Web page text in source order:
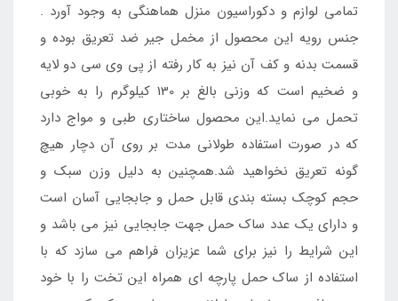
تمامی لوازم و دکوراسیون منزل هماهنگی به وجود آورد .
جنس رویه این محصول از مخمل جیر ضد تعریق بوده و
قسمت بدنه و کف آن نیز به کار رفته از پی وی سی دو لایه
و ضخیم است که وزنی بالغ بر 130 کیلوگرم را به خوبی
تحمل می نماید.این محصول ساختاری طبی و مواج دارد
که در صورت استفاده طولانی مدت بر روی آن دچار هیچ
گونه تعریق نخواهید شد.همچنین به دلیل وزن سبک و
حجم کوچک بسته بندی قابل حمل و جابجایی آسان است
و دارای یک عدد ساک حمل جهت جابجایی نیز می باشد و
این شرایط را نیز برای شما عزیزان فراهم می سازد که با
استفاده از ساک حمل پارچه ای همراه این تخت را با خود